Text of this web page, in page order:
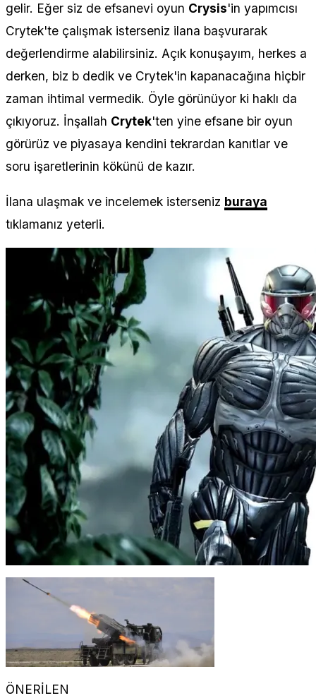
gelir. Eğer siz de efsanevi oyun Crysis'in yapımcısı
Crytek'te çalışmak isterseniz ilana başvurarak
değerlendirme alabilirsiniz. Açık konuşayım, herkes a
derken, biz b dedik ve Crytek'in kapanacağına hiçbir
zaman ihtimal vermedik. Öyle görünüyor ki haklı da
çıkıyoruz. İnşallah Crytek'ten yine efsane bir oyun
görürüz ve piyasaya kendini tekrardan kanıtlar ve
soru işaretlerinin kökünü de kazır.
İlana ulaşmak ve incelemek isterseniz buraya
tıklamanız yeterli.
ÖNERİLEN